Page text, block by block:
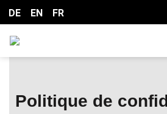
DE EN FR
Politique de